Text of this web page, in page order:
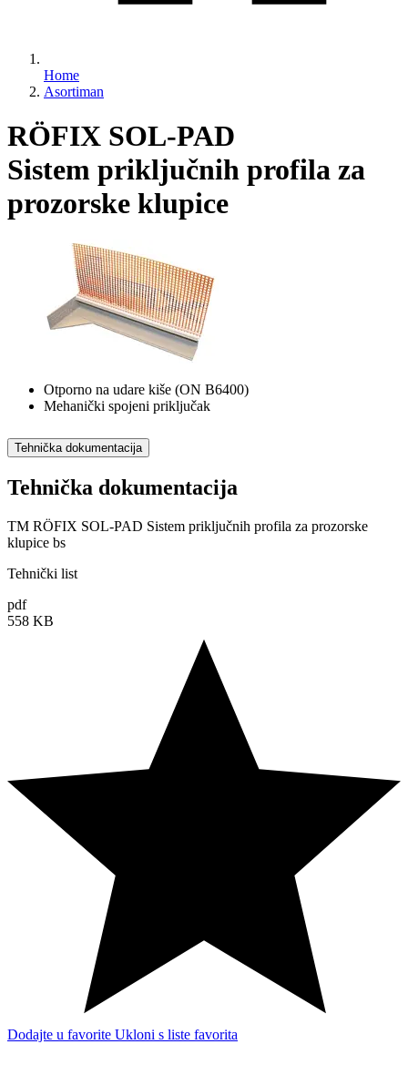
Home
Asortiman
RÖFIX SOL-PAD
Sistem priključnih profila za
prozorske klupice
Otporno na udare kiše (ON B6400)
Mehanički spojeni priključak
Tehnička dokumentacija
Tehnička dokumentacija
TM RÖFIX SOL-PAD Sistem priključnih profila za prozorske
klupice bs
Tehnički list
pdf
558 KB
Dodajte u favorite Ukloni s liste favorita